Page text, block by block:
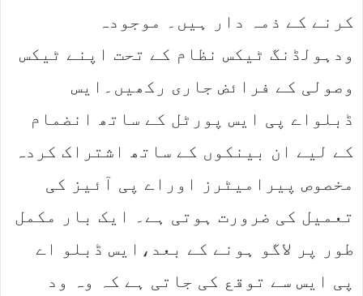
کرنے کے ذمہ دار ہیں۔ موجودہ
ودہولڈنگ ٹیکس نظام کے تحت اپنے ٹیکس
وصولی کے فرائض جاری رکھیں۔ایس
ڈبلواے پی ایس پورٹل کے ساتھ انضمام
کے لیے ان بینکوں کے ساتھ اشتراک کردہ
مخصوص پیرامیٹرز اوراے پی آئیز کی
تعمیل کی ضرورت ہوتی ہے۔ ایک بار مکمل
طور پر لاگو ہونے کے بعد،ایس ڈبلو اے
پی ایس سے توقع کی جاتی ہے کہ وہ ود